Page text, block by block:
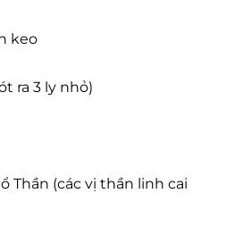
keo
ra 3 ly nhỏ)
Thần (các vị thần linh cai